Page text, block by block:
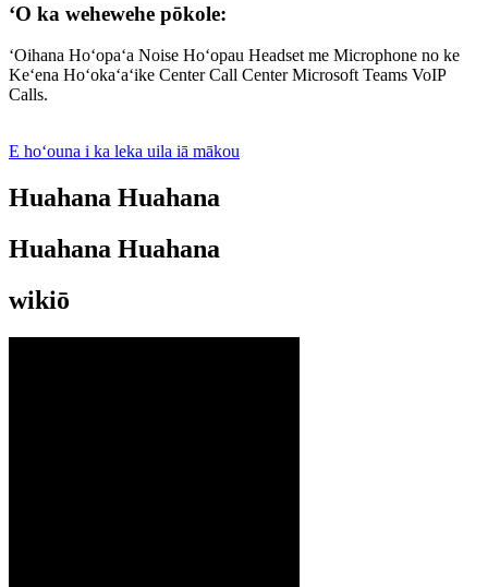
ʻO ka wehewehe pōkole:
ʻOihana Hoʻopaʻa Noise Hoʻopau Headset me Microphone no ke
Keʻena Hoʻokaʻaʻike Center Call Center Microsoft Teams VoIP
Calls.
E hoʻouna i ka leka uila iā mākou
Huahana Huahana
Huahana Huahana
wikiō